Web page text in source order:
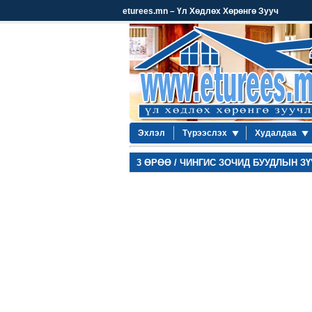
eturees.mn – Үл Хөдлөх Хөрөнгө Зууч
Эхлэл Түрээслэх Худалдаа
3 ӨРӨӨ / ЧИНГИС ЗОЧИД БУУДЛЫН